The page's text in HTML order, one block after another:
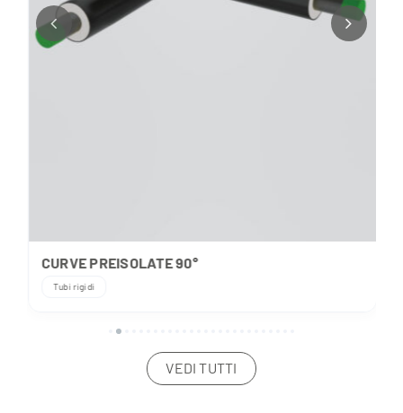
CURVE PREISOLATE 90°
Tubi rigidi
VEDI TUTTI